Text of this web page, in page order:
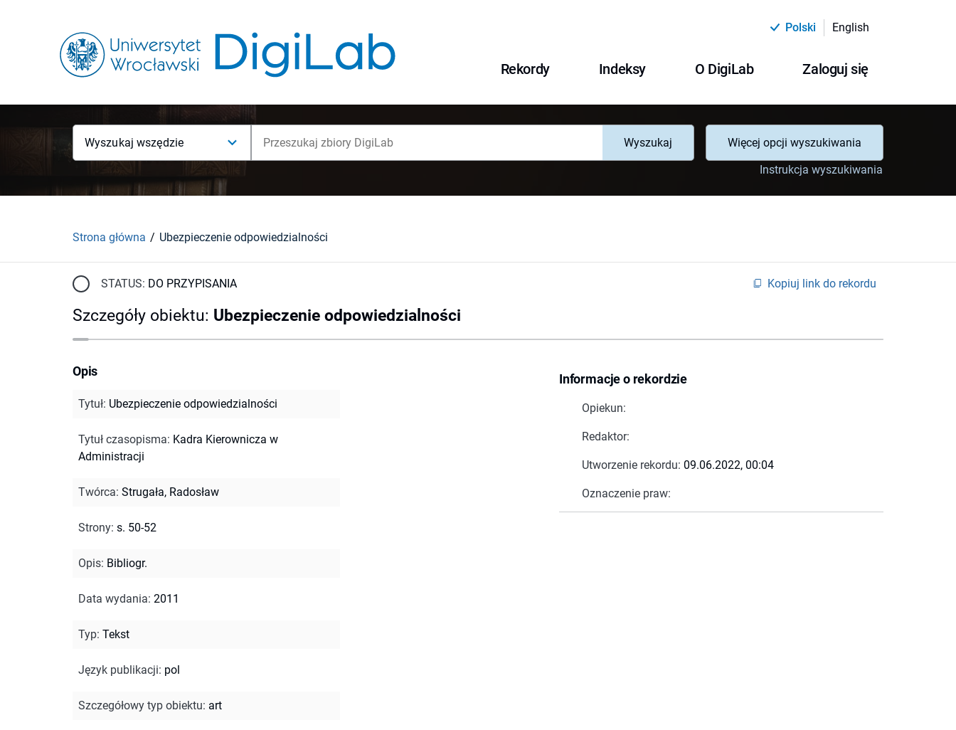
Polski English
Rekordy Indeksy O DigiLab Zaloguj się
Wyszukaj wszędzie Wyszukaj
Więcej opcji wyszukiwania
Instrukcja wyszukiwania
Strona główna Ubezpieczenie odpowiedzialności
STATUS: DO PRZYPISANIA Kopiuj link do rekordu
Szczegóły obiektu: Ubezpieczenie odpowiedzialności
Informacje o rekordzie
Opiekun:
Redaktor:
Utworzenie rekordu: 09.06.2022, 00:04
Oznaczenie praw:
Opis
Tytuł: Ubezpieczenie odpowiedzialności
Tytuł czasopisma: Kadra Kierownicza w
Administracji
Twórca: Strugała, Radosław
Strony: s. 50-52
Opis: Bibliogr.
Data wydania: 2011
Typ: Tekst
Język publikacji: pol
Szczegółowy typ obiektu: art